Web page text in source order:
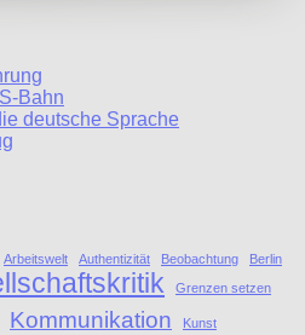
Bahn
deutsche Sprache
Arbeitswelt Authentizität Beobachtung
Berlin
Grenzen setzen
Kommunikation Kunst